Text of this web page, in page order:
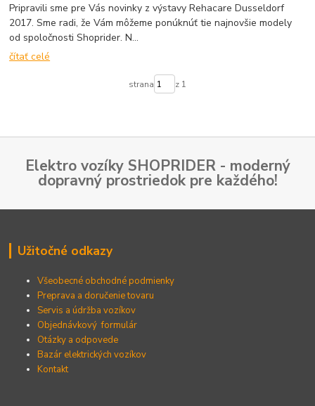
Pripravili sme pre Vás novinky z výstavy Rehacare Dusseldorf
2017. Sme radi, že Vám môžeme ponúknúť tie najnovšie modely
od spoločnosti Shoprider. N...
čítať celé
strana z 1
Elektro vozíky SHOPRIDER - moderný
dopravný prostriedok pre každého!
Užitočné odkazy
Všeobecné obchodné podmienky
Preprava a doručenie tovaru
Servis a údržba vozíkov
Objednávkový formulár
Otázky a odpovede
Bazár elektrických vozíkov
Kontakt